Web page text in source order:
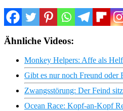
Ähnliche Videos:
Monkey Helpers: Affe als
Gibt es nur noch Freund oder
Zwangsstörung: Der Feind
Ocean Race: Kopf-an-Kopf